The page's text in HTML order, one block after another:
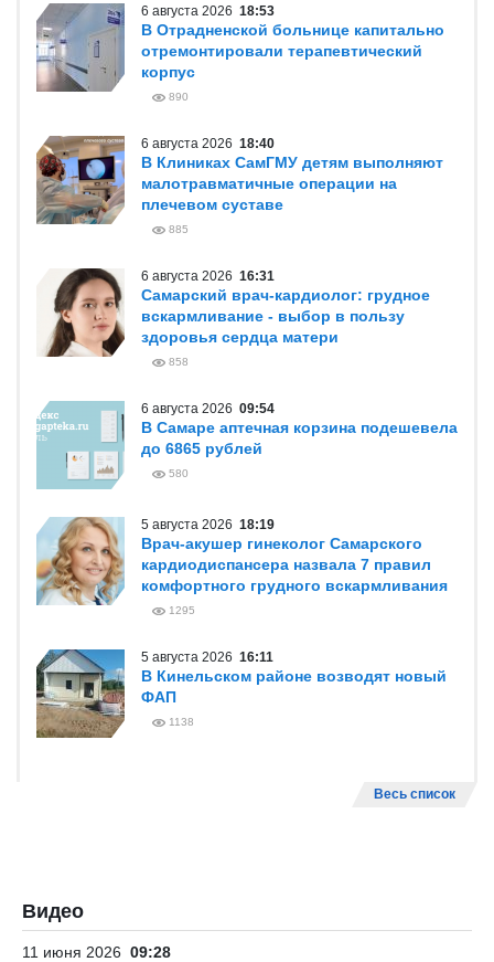
6 августа 2026 18:53
В Отрадненской больнице капитально
отремонтировали терапевтический
корпус
890
6 августа 2026 18:40
В Клиниках СамГМУ детям выполняют
малотравматичные операции на
плечевом суставе
885
6 августа 2026 16:31
Самарский врач-кардиолог: грудное
вскармливание - выбор в пользу
здоровья сердца матери
858
6 августа 2026 09:54
В Самаре аптечная корзина подешевела
до 6865 рублей
580
5 августа 2026 18:19
Врач-акушер гинеколог Самарского
кардиодиспансера назвала 7 правил
комфортного грудного вскармливания
1295
5 августа 2026 16:11
В Кинельском районе возводят новый
ФАП
1138
Весь список
Видео
11 июня 2026 09:28